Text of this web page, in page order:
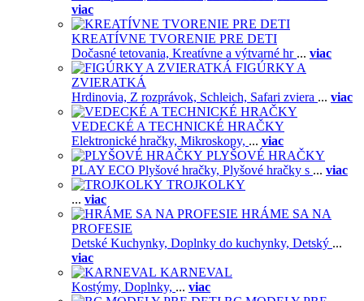
viac
KREATÍVNE TVORENIE PRE DETI
Dočasné tetovania, Kreatívne a výtvarné hr ... viac
FIGÚRKY A
ZVIERATKÁ
Hrdinovia, Z rozprávok, Schleich, Safari zviera ... viac
VEDECKÉ A TECHNICKÉ HRAČKY
Elektronické hračky, Mikroskopy, ... viac
PLYŠOVÉ HRAČKY
PLAY ECO Plyšové hračky, Plyšové hračky s ... viac
TROJKOLKY
... viac
HRÁME SA NA
PROFESIE
Detské Kuchynky, Doplnky do kuchynky, Detský ...
viac
KARNEVAL
Kostýmy, Doplnky, ... viac